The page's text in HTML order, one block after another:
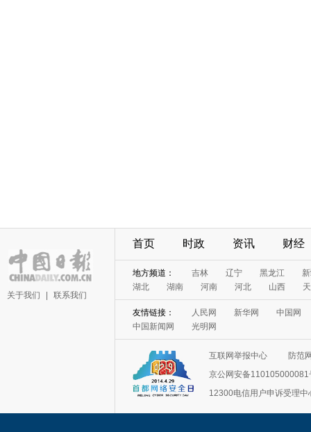
关于我们 联系我们
首页 时政 资讯 财经
地方频道： 吉林 辽宁 黑龙江
湖北
湖南 河南 河北 山西
友情链接： 人民网 新华网
中国网
中国新闻网
光明网
互联网举报中心
防范
京公网安备110105000081
12300电信用户申诉受理中